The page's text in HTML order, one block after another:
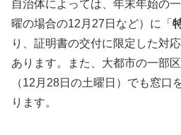
自治体によっては、年末年始の
曜の場合の12月27日など）に「
り、証明書の交付に限定した対
あります。また、大都市の一部
（12月28日の土曜日）でも窓口
ります。